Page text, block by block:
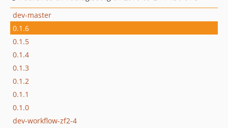
dev-master
0.1.6
0.1.5
0.1.4
0.1.3
0.1.2
0.1.1
0.1.0
dev-workflow-zf2-4